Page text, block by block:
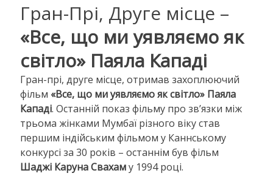
Гран-Прі, Друге місце –
«Все, що ми уявляємо як
світло» Паяла Кападі
Гран-прі, друге місце, отримав захоплюючий
фільм «Все, що ми уявляємо як світло» Паяла
Кападі. Останній показ фільму про зв’язки між
трьома жінками Мумбаї різного віку став
першим індійським фільмом у Каннському
конкурсі за 30 років – останнім був фільм
Шаджі Каруна Свахаму 1994 році.